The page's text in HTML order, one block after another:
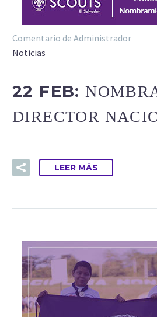
Comentario de Administrador
Noticias
22 FEB:
DIRECTOR
LEER MÁS